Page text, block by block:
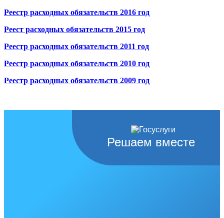
Реестр расходных обязательств 2016 год
Реест расходных обязательств 2015 год
Реестр расходных обязательств 2011 год
Реестр расходных обязательств 2010 год
Реестр расходных обязательств 2009 год
Решаем вместе